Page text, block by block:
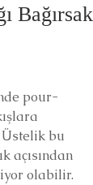
Bağırsak
pour-
Üstelik bu
açısından
olabilir.